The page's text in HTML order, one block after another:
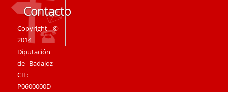
Contacto
Copyright ©
2014
Diputación
de Badajoz -
CIF:
P0600000D